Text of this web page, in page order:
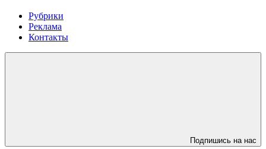
Рубрики
Реклама
Контакты
Подпишись на нас